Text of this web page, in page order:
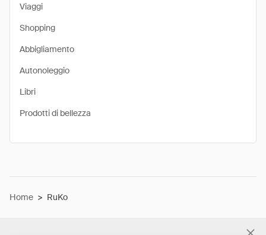
Viaggi
Shopping
Abbigliamento
Autonoleggio
Libri
Prodotti di bellezza
Home > RuKo